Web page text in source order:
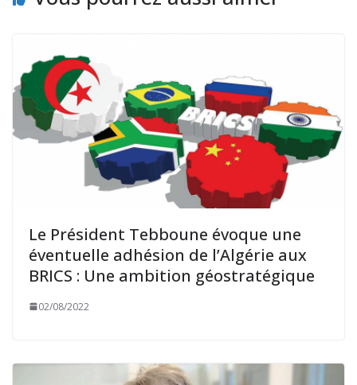
Le Président Tebboune évoque une
éventuelle adhésion de l’Algérie aux
BRICS : Une ambition géostratégique
02/08/2022